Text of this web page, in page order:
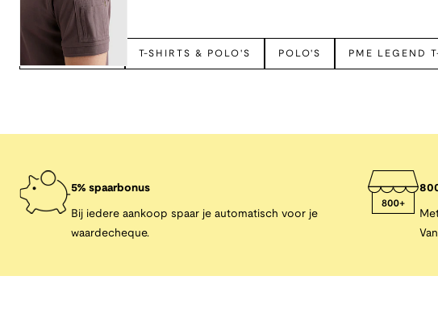
Bekijk meer
PME LEGEND T-SHIRTS & POLO'S POLO'S PME LEGEND
5% spaarbonus
Bij iedere aankoop spaar je automatisch voor je
waardecheque.